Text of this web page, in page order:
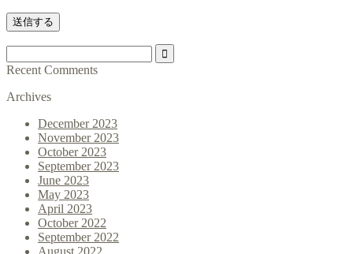
Recent Comments
Archives
December 2023
November 2023
October 2023
September 2023
June 2023
May 2023
April 2023
October 2022
September 2022
August 2022